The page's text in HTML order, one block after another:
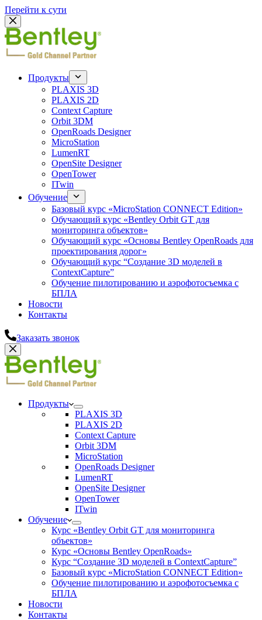
Перейти к сути
Продукты
PLAXIS 3D
PLAXIS 2D
Context Capture
Orbit 3DM
OpenRoads Designer
MicroStation
LumenRT
OpenSite Designer
OpenTower
ITwin
Обучение
Базовый курс «MicroStation CONNECT Edition»
Обучающий курс «Bentley Orbit GT для
мониторинга объектов»
Обучающий курс «Основы Bentley OpenRoads для
проектирования дорог»
Обучающий курс “Создание 3D моделей в
ContextCapture”
Обучение пилотированию и аэрофотосъемка с
БПЛА
Новости
Контакты
Заказать звонок
Продукты
PLAXIS 3D
PLAXIS 2D
Context Capture
Orbit 3DM
MicroStation
OpenRoads Designer
LumenRT
OpenSite Designer
OpenTower
ITwin
Обучение
Курс «Bentley Orbit GT для мониторинга
объектов»
Курс «Основы Bentley OpenRoads»
Курс “Создание 3D моделей в ContextCapture”
Базовый курс «MicroStation CONNECT Edition»
Обучение пилотированию и аэрофотосъемка с
БПЛА
Новости
Контакты